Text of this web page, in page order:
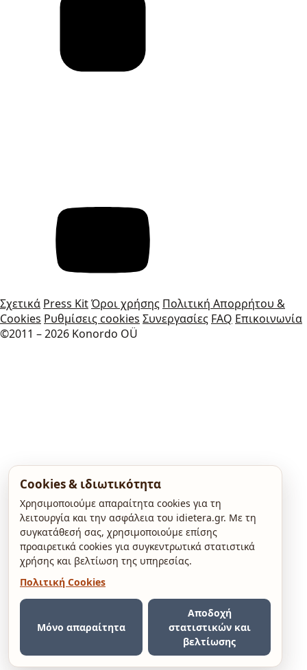
Σχετικά Press KitΌροι χρήσης Πολιτική Απορρήτου &
Cookies Ρυθμίσεις cookies Συνεργασίες FAQ Επικοινωνία
©2011 – 2026 Konordo OÜ
Cookies & ιδιωτικότητα
Χρησιμοποιούμε απαραίτητα cookies για τη
λειτουργία και την ασφάλεια του idietera.gr. Με τη
συγκατάθεσή σας, χρησιμοποιούμε επίσης
προαιρετικά cookies για συγκεντρωτικά στατιστικά
χρήσης και βελτίωση της υπηρεσίας.
Πολιτική Cookies
Μόνο απαραίτητα
Αποδοχή
στατιστικών και
βελτίωσης